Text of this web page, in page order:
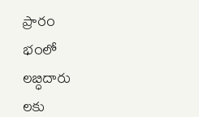
ప్రారం
భంలో
లబ్ధిదారు
లకు